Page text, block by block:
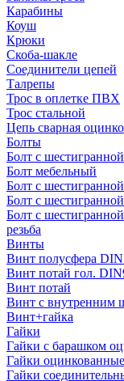
Карабины
Коуш
Крюки
Скоба-шакле
Соединители цепей
Талрепы
Трос в оплетке ПВХ
Трос стальной
Цепь сварная
Болты
Болт с
Болт мебельный
Болт с
Болт с
Болт с
резьба
Винты
Винт полусфера
Винт потай гол.
Винт потай
Винт с внутренним
Винт+гайка
Гайки
Гайки с барашком
Гайки
Гайки